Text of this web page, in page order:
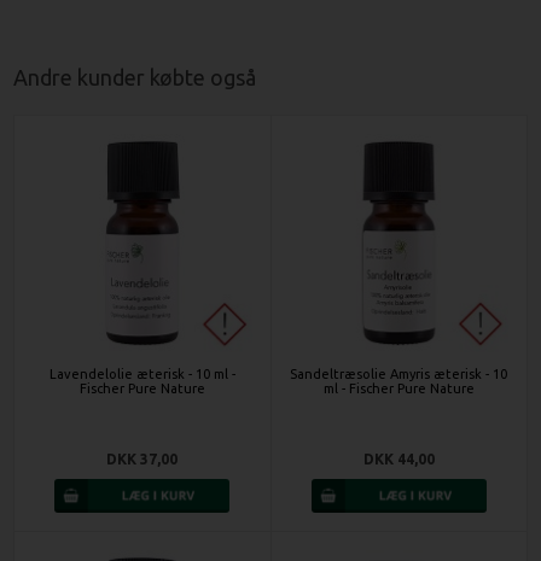
Andre kunder købte også
Lavendelolie æterisk - 10 ml -
Fischer Pure Nature
DKK 37,00
Sandeltræsolie Amyris æterisk - 10
ml - Fischer Pure Nature
DKK 44,00